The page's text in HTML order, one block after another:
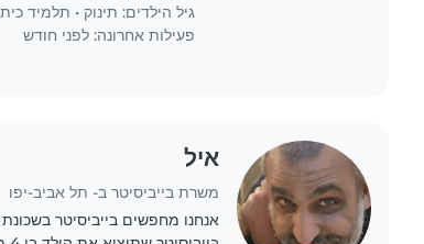
גיל הילדים: תינוק • תלמיד
פעילות אחרונה: לפני חודש
איל
משרת בייביסיטר ב- תל אביב-יפו
אנחנו